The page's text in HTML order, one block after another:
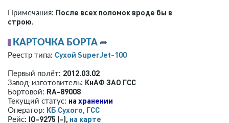
Примечания: После всех поломок вроде бы в
строю.
КАРТОЧКА БОРТА ➦
Реестр типа: Сухой SuperJet-100
Первый полёт: 2012.03.02
Завод-изготовитель: КнАФ ЗАО ГСС
Бортовой: RA-89008
Текущий статус: на хранении
Оператор: КБ Сухого, ГСС
Рейс: IO-9275 (-), на карте